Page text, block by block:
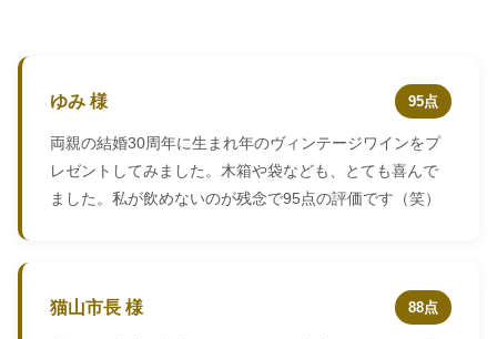
ゆみ 様 95点
両親の結婚30周年に生まれ年のヴィンテージワインをプ
レゼントしてみました。木箱や袋なども、とても喜んで
ました。私が飲めないのが残念で95点の評価です（笑）
猫山市長 様 88点